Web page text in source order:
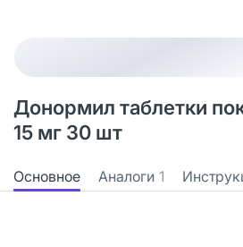
Донормил таблетки
15 мг 30 шт
Основное Аналоги 1